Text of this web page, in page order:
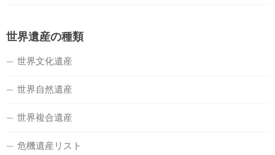
世界遺産の種類
世界文化遺産
世界自然遺産
世界複合遺産
危機遺産リスト